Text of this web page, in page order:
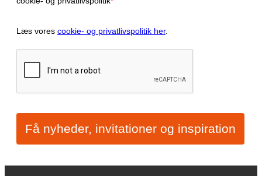
Læs vores cookie- og privatlivspolitik her.
Få nyheder, invitationer og inspiration